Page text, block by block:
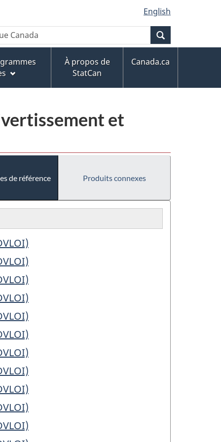
English
À propos de
StatCan
Canada.ca
et
de référence Produits connexes